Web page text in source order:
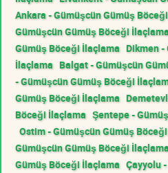
Ankara - Gümüşcün Gümüş
Gümüşcün Gümüş Böceği
Gümüş Böceği İlaçlama Dikmen -
İlaçlama Balgat - Gümüşcün
- Gümüşcün Gümüş Böceği
Gümüş Böceği İlaçlama
Böceği İlaçlama Şentepe -
Ostim - Gümüşcün Gümüş
Gümüşcün Gümüş Böceği
Gümüş Böceği İlaçlama Çayyolu